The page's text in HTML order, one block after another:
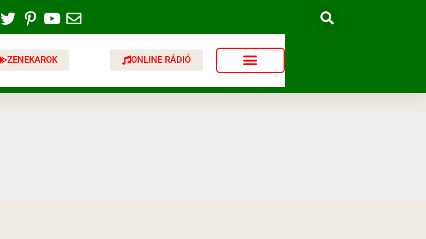
ZENEKAROK ONLINE RÁDIÓ